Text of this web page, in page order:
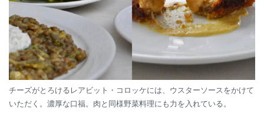
チーズがとろけるレアビット・コロッケには、ウスターソースをかけて
いただく。濃厚な口福。肉と同様野菜料理にも力を入れている。